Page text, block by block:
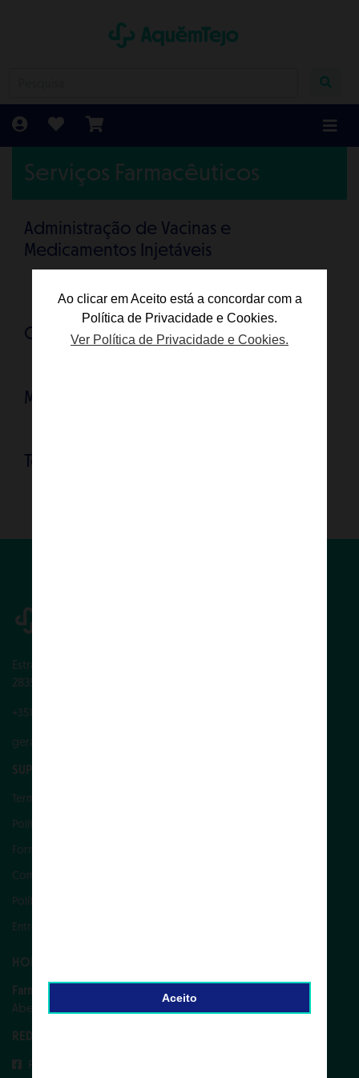
Ao clicar em Aceito está a concordar com a
Política de Privacidade e Cookies.
Ver Política de Privacidade e Cookies.
Aceito
Serviços Farmacêuticos
Administração de Vacinas e
Medicamentos Injetáveis
Consulta de Nutrição
Medição Parâmetros Bioquímicos
Testes Rápidos de Diagnóstico
Estrada Nacional 11, 1-B
2835-172 Baixa da Banheira - Portugal
+351 212 041 443
geral@farmaciaaquemtejo.pt
SUPORTE
Termos e Condições
Política de Devolução e Reembolso
Formas de Pagamento
Como encomendar
Política de Privacidade
Entregas
HORÁRIOS
Farmácia Aquém Tejo
Aberto 24
REDES SOCIAIS
Facebook